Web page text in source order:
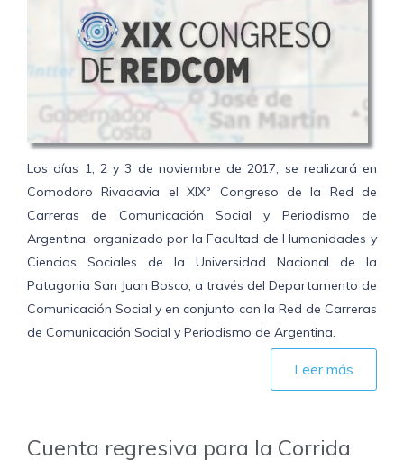
Los días 1, 2 y 3 de noviembre de 2017, se realizará en
Comodoro Rivadavia el XIXº Congreso de la Red de
Carreras de Comunicación Social y Periodismo de
Argentina, organizado por la Facultad de Humanidades y
Ciencias Sociales de la Universidad Nacional de la
Patagonia San Juan Bosco, a través del Departamento de
Comunicación Social y en conjunto con la Red de Carreras
de Comunicación Social y Periodismo de Argentina.
Leer más
Cuenta regresiva para la Corrida